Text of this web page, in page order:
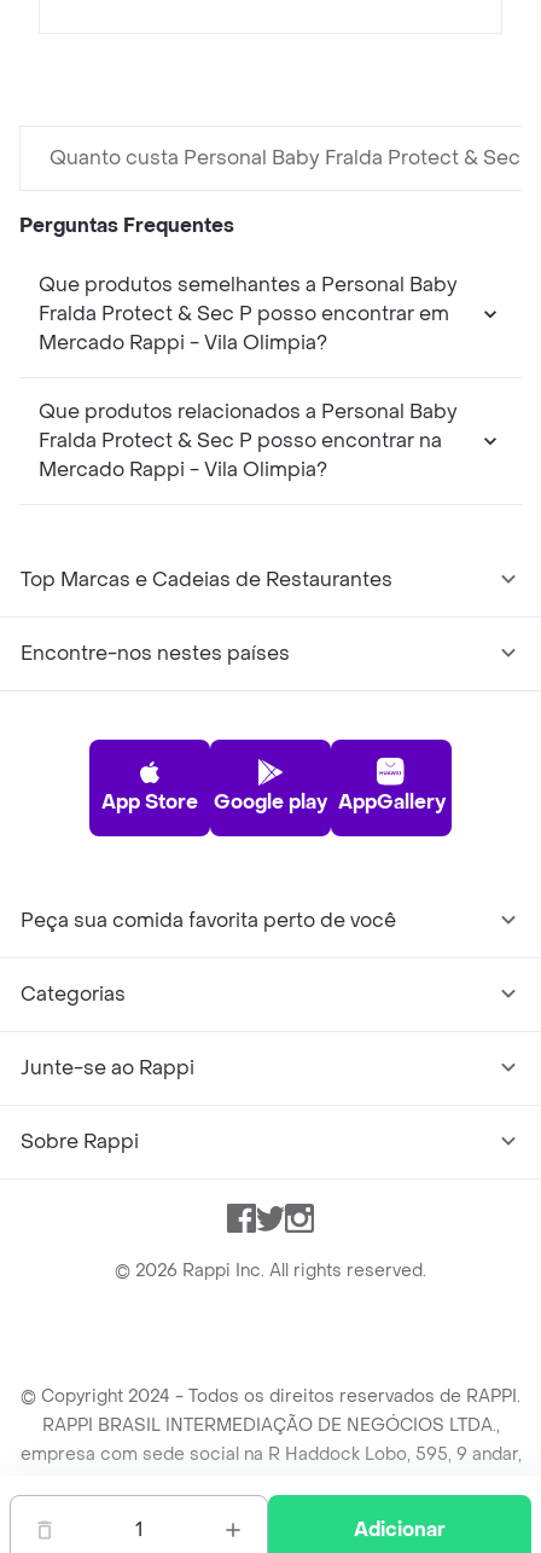
1 Adicionar
Quanto custa Personal Baby Fralda Protect & Sec
Perguntas Frequentes
Que produtos semelhantes a Personal Baby
Fralda Protect & Sec P posso encontrar em
Mercado Rappi - Vila Olimpia?
Que produtos relacionados a Personal Baby
Fralda Protect & Sec P posso encontrar na
Mercado Rappi - Vila Olimpia?
Top Marcas e Cadeias de Restaurantes
Encontre-nos nestes países
App Store Google play AppGallery
Peça sua comida favorita perto de você
Categorias
Junte-se ao Rappi
Sobre Rappi
Facebook
TwitterInstagram
© 2026 Rappi Inc. All rights reserved.
© Copyright 2024 - Todos os direitos reservados de RAPPI.
RAPPI BRASIL INTERMEDIAÇÃO DE NEGÓCIOS LTDA.,
empresa com sede social na R Haddock Lobo, 595, 9 andar,